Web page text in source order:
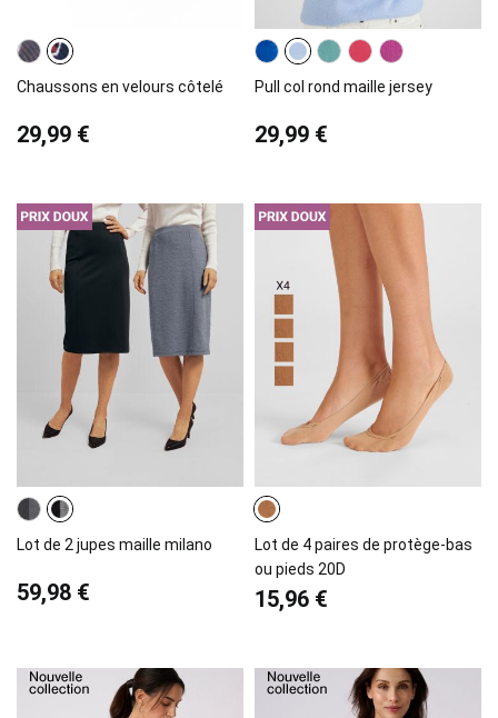
Chaussons en velours côtelé
29,99 €
Pull col rond maille jersey
29,99 €
Lot de 2 jupes maille milano
59,98 €
Lot de 4 paires de protège-bas
ou pieds 20D
15,96 €